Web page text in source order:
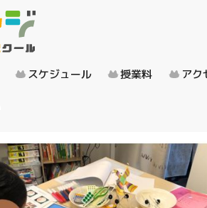
スケジュール 授業料 アク